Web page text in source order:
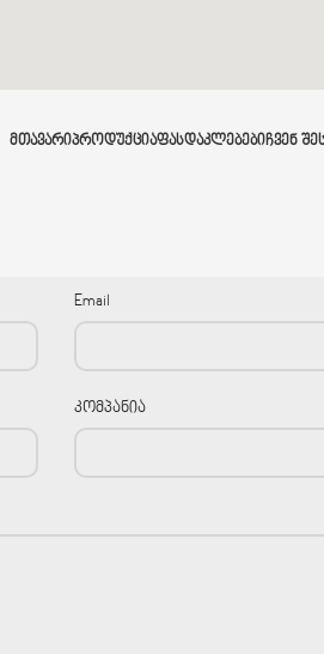
ᲛᲗᲐᲕᲐᲠᲘᲞᲠᲝᲓᲣᲥᲪᲘᲐᲤᲐᲡᲓᲐᲙᲚᲔᲑᲔᲑᲘᲩᲕᲔᲜ
Email
კომპანია